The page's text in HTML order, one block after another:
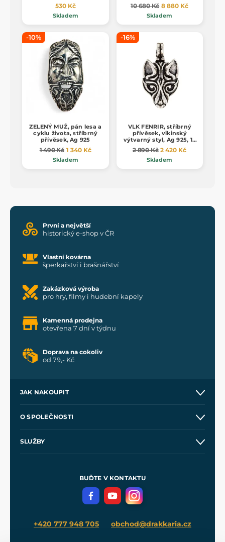
530 Kč
Skladem
10 680 Kč 8 880 Kč
Skladem
-10%
ZELENÝ MUŽ, pán lesa a
cyklu života, stříbrný
přívěsek, Ag 925
1 490 Kč 1 340 Kč
Skladem
-16%
VLK FENRIR, stříbrný
přívěsek, vikinský
výtvarný styl, Ag 925, 16
g
2 890 Kč 2 420 Kč
Skladem
První a největší
historický e-shop v ČR
Vlastní kovárna
šperkařství i brašnářství
Zakázková výroba
pro hry, filmy i hudební kapely
Kamenná prodejna
otevřena 7 dní v týdnu
Doprava na cokoliv
od 79,- Kč
JAK NAKOUPIT
Velkoobchod
O SPOLEČNOSTI
SLUŽBY
Meče pro Kingdom Come
BUĎTE V KONTAKTU
+420 777 948 705 obchod@drakkaria.cz